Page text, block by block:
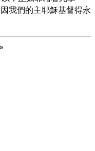
我們的主耶穌基督得永
»